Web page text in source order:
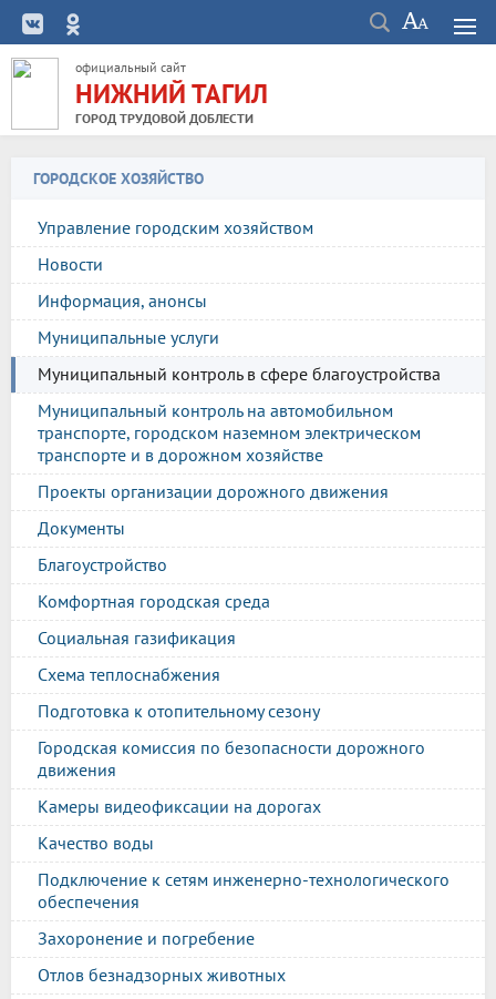
официальный сайт
НИЖНИЙ ТАГИЛ
ГОРОД ТРУДОВОЙ ДОБЛЕСТИ
ГОРОДСКОЕ ХОЗЯЙСТВО
Управление городским хозяйством
Новости
Информация, анонсы
Муниципальные услуги
Муниципальный контроль в сфере благоустройства
Муниципальный контроль на автомобильном
транспорте, городском наземном электрическом
транспорте и в дорожном хозяйстве
Проекты организации дорожного движения
Документы
Благоустройство
Комфортная городская среда
Социальная газификация
Схема теплоснабжения
Подготовка к отопительному сезону
Городская комиссия по безопасности дорожного
движения
Камеры видеофиксации на дорогах
Качество воды
Подключение к сетям инженерно-технологического
обеспечения
Захоронение и погребение
Отлов безнадзорных животных